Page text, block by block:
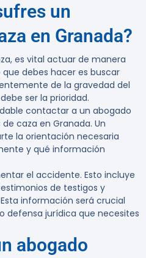
un
en Granada?
es vital actuar de manera
debes hacer es buscar
de la gravedad del
ser la prioridad.
contactar a un abogado
caza en Granada. Un
la orientación necesaria
y qué información
el accidente. Esto incluye
de testigos y
información será crucial
defensa jurídica que necesites
abogado